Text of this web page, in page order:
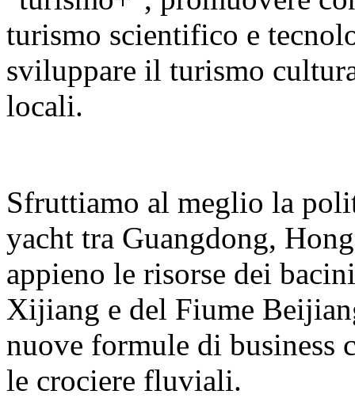
turismo scientifico e
sviluppare il turismo
locali.
Sfruttiamo al meglio la
yacht tra Guangdong,
appieno le risorse dei
Xijiang e del Fiume
nuove formule di business
le crociere fluviali.